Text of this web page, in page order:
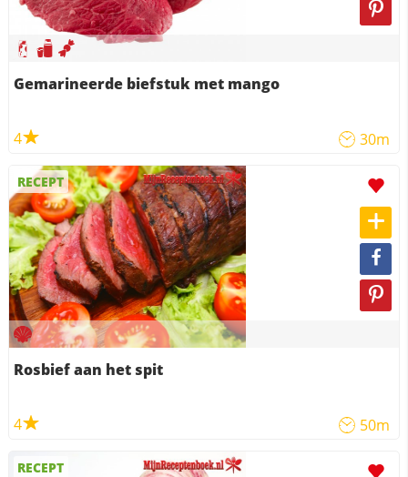
Gemarineerde biefstuk met mango
4 30m
RECEPT
Rosbief aan het spit
4 50m
RECEPT